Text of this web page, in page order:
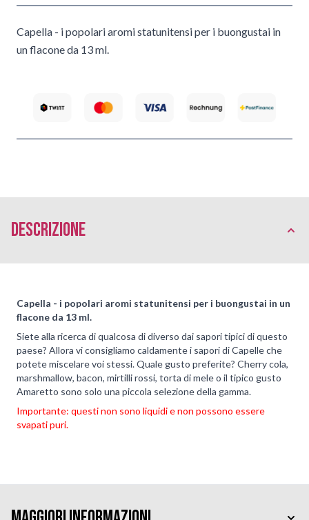
Capella - i popolari aromi statunitensi per i buongustai in
un flacone da 13 ml.
Descrizione
Capella - i popolari aromi statunitensi per i buongustai in un
flacone da 13 ml.
Siete alla ricerca di qualcosa di diverso dai sapori tipici di questo
paese? Allora vi consigliamo caldamente i sapori di Capelle che
potete miscelare voi stessi. Quale gusto preferite? Cherry cola,
marshmallow, bacon, mirtilli rossi, torta di mele o il tipico gusto
Amaretto sono solo una piccola selezione della gamma.
Importante: questi non sono liquidi e non possono essere
svapati puri.